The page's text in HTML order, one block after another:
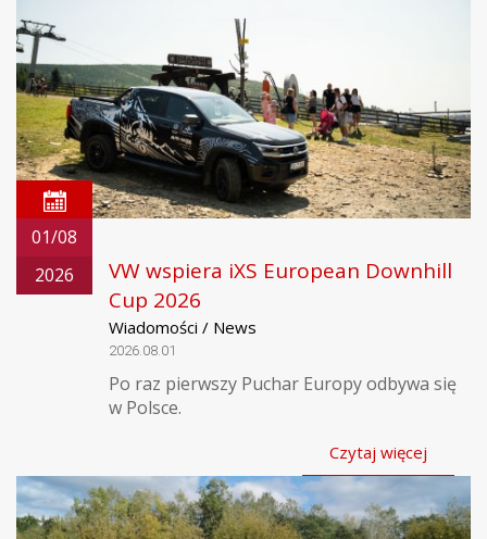
01/08
2026
VW wspiera iXS European Downhill
Cup 2026
Wiadomości / News
2026.08.01
Po raz pierwszy Puchar Europy odbywa się
w Polsce.
Czytaj więcej